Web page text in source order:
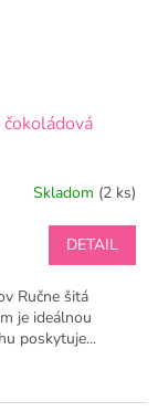
Skladom (2 ks)
DETAIL
Ručne šitá
je ideálnou
poskytuje...